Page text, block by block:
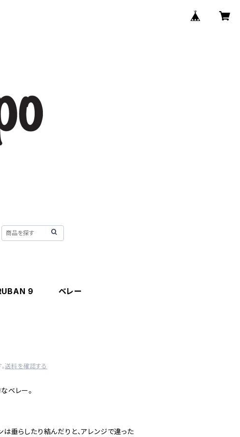
RUBAN 9 ベレー
送料を確認する
ベレー。
は垂らしたり結んだりと、アレンジで違った